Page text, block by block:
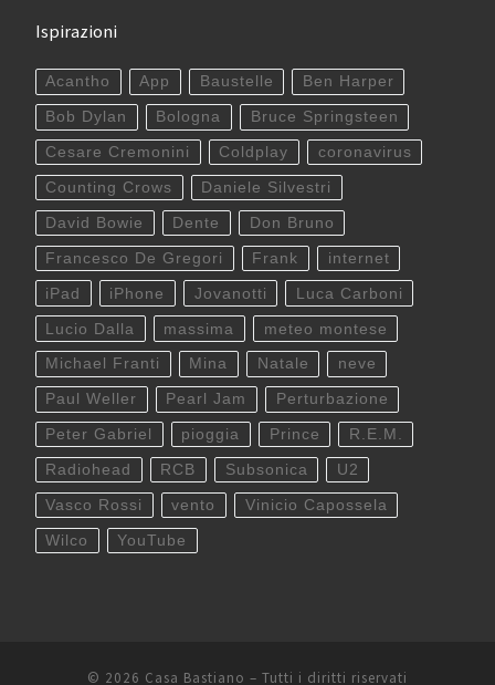
Ispirazioni
Acantho App Baustelle Ben Harper
Bob Dylan Bologna Bruce Springsteen
Cesare Cremonini Coldplay coronavirus
Counting Crows Daniele Silvestri
David Bowie Dente Don Bruno
Francesco De Gregori Frank internet
iPad iPhone Jovanotti Luca Carboni
Lucio Dalla massima meteo montese
Michael Franti Mina Natale neve
Paul Weller Pearl Jam Perturbazione
Peter Gabriel pioggia Prince R.E.M.
Radiohead RCB Subsonica U2
Vasco Rossi vento Vinicio Capossela
Wilco YouTube
© 2026 Casa Bastiano – Tutti i diritti riservati